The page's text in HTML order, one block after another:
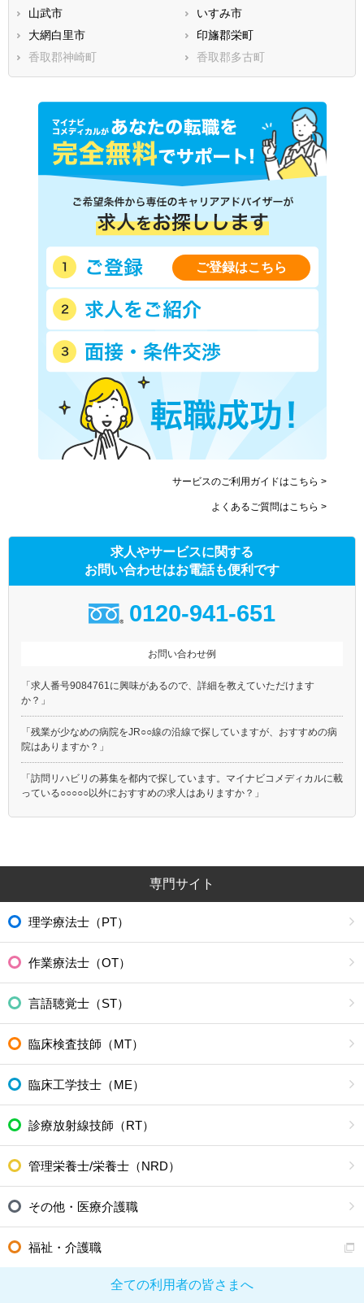
山武市
いすみ市
大網白里市
印旛郡栄町
香取郡神崎町
香取郡多古町
ご登録はこちら
サービスのご利用ガイドはこちら >
よくあるご質問はこちら >
求人やサービスに関する
お問い合わせはお電話も便利です
0120-941-651
お問い合わせ例
「求人番号9084761に興味があるので、詳細を教えていただけます
か？」
「残業が少なめの病院をJR○○線の沿線で探していますが、おすすめの病
院はありますか？」
「訪問リハビリの募集を都内で探しています。マイナビコメディカルに載
っている○○○○○以外におすすめの求人はありますか？」
専門サイト
理学療法士（PT）
作業療法士（OT）
言語聴覚士（ST）
臨床検査技師（MT）
臨床工学技士（ME）
診療放射線技師（RT）
管理栄養士/栄養士（NRD）
その他・医療介護職
福祉・介護職
全ての利用者の皆さまへ